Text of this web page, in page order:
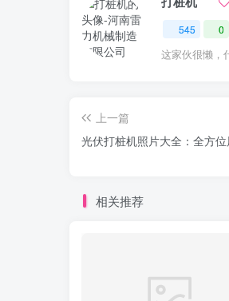
545 0
这家伙很懒，
上一篇
光伏打桩机照片大全：全方
相关推荐